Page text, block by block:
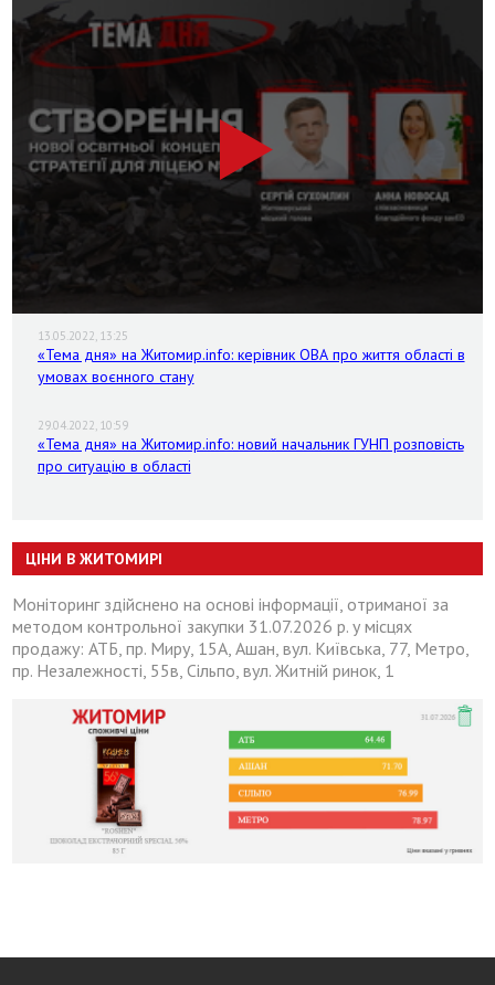
13.05.2022, 13:25
«Тема дня» на Житомир.info: керівник ОВА про життя області в
умовах воєнного стану
29.04.2022, 10:59
«Тема дня» на Житомир.info: новий начальник ГУНП розповість
про ситуацію в області
ЦІНИ В ЖИТОМИРІ
Моніторинг здійснено на основі інформації, отриманої за
методом контрольної закупки 31.07.2026 р. у місцях
продажу: АТБ, пр. Миру, 15А, Ашан, вул. Київська, 77, Метро,
пр. Незалежності, 55в, Сільпо, вул. Житній ринок, 1